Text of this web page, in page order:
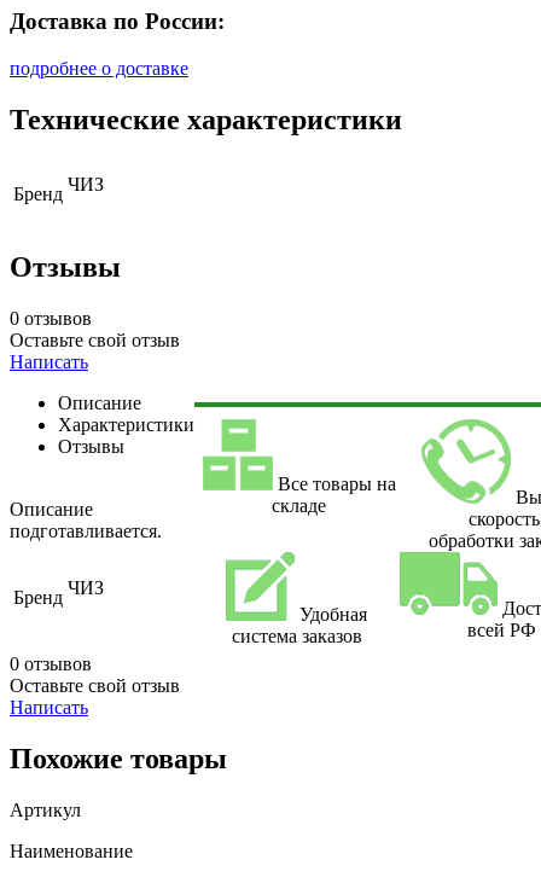
Доставка по России:
подробнее о доставке
Технические характеристики
Бренд ЧИЗ
Отзывы
0 отзывов
Оставьте свой отзыв
Написать
Описание
Характеристики
Отзывы
Описание
подготавливается.
Бренд ЧИЗ
0 отзывов
Оставьте свой отзыв
Написать
Все товары на
складе
скорость
обработки
Удобная
система заказов
всей РФ
Похожие товары
Артикул
Наименование